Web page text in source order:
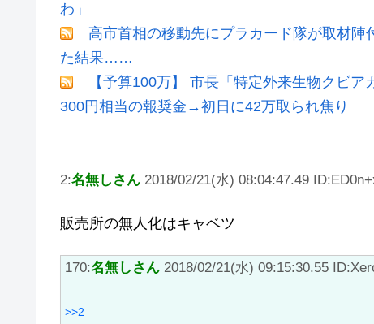
わ」
高市首相の移動先にプラカード隊が取材
た結果……
【予算100万】 市長「特定外来生物クビ
300円相当の報奨金→初日に42万取られ焦り
2:名無しさん 2018/02/21(水) 08:04:47.49
販売所の無人化はキャベツ
170:名無しさん 2018/02/21(水) 09:15:30.55
>>2